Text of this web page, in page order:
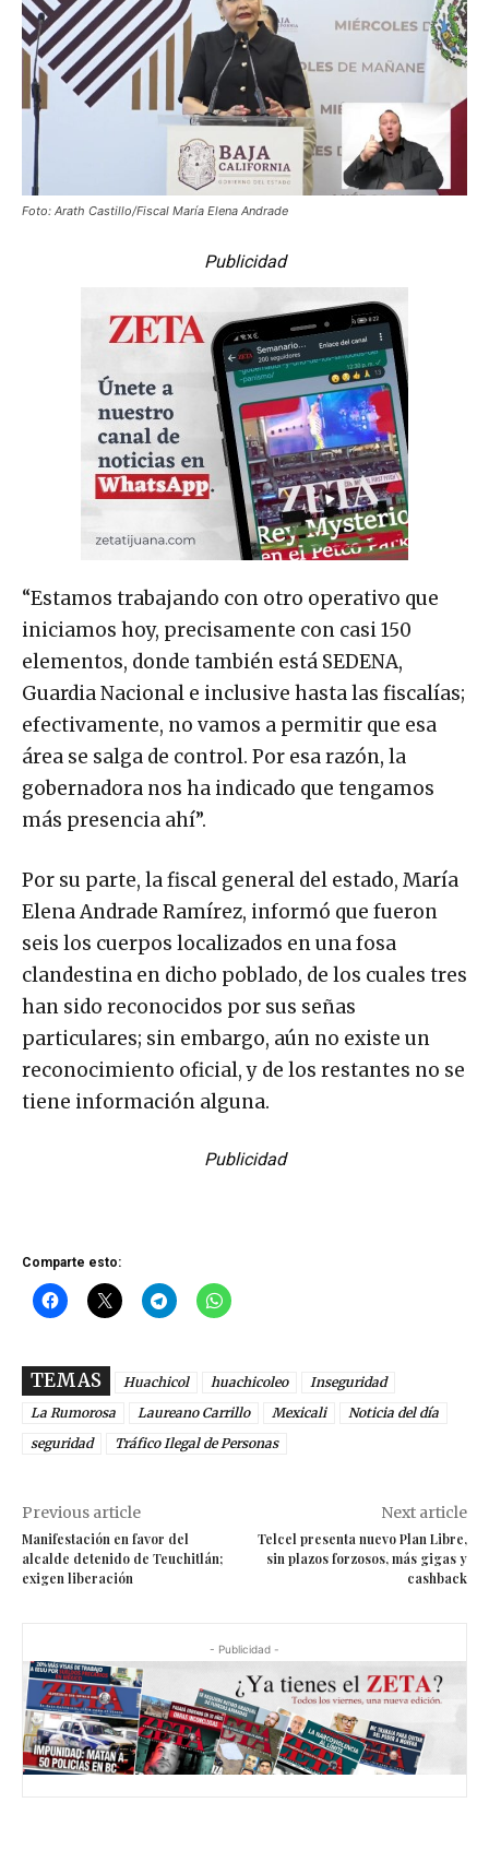
Foto: Arath Castillo/Fiscal María Elena Andrade
Publicidad
“Estamos trabajando con otro operativo que
iniciamos hoy, precisamente con casi 150
elementos, donde también está SEDENA,
Guardia Nacional e inclusive hasta las fiscalías;
efectivamente, no vamos a permitir que esa
área se salga de control. Por esa razón, la
gobernadora nos ha indicado que tengamos
más presencia ahí”.
Por su parte, la fiscal general del estado, María
Elena Andrade Ramírez, informó que fueron
seis los cuerpos localizados en una fosa
clandestina en dicho poblado, de los cuales tres
han sido reconocidos por sus señas
particulares; sin embargo, aún no existe un
reconocimiento oficial, y de los restantes no se
tiene información alguna.
Publicidad
Comparte esto:
TEMAS Huachicol huachicoleo
Inseguridad
La Rumorosa
Laureano Carrillo Mexicali
Noticia del día
seguridad
Tráfico Ilegal de Personas
Previous article
Manifestación en favor del
alcalde detenido de Teuchitlán;
exigen liberación
Next article
Telcel presenta nuevo Plan Libre,
sin plazos forzosos, más gigas y
cashback
- Publicidad -